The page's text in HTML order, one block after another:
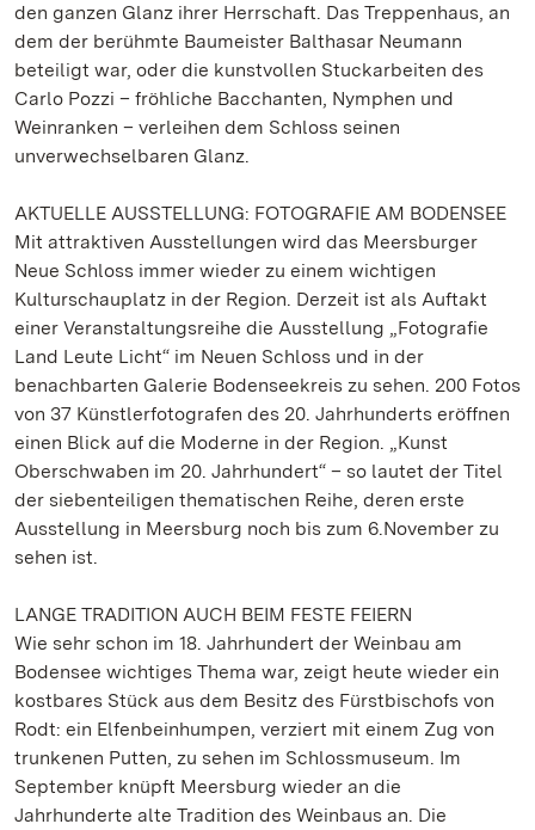
den ganzen Glanz ihrer Herrschaft. Das Treppenhaus, an
dem der berühmte Baumeister Balthasar Neumann
beteiligt war, oder die kunstvollen Stuckarbeiten des
Carlo Pozzi – fröhliche Bacchanten, Nymphen und
Weinranken – verleihen dem Schloss seinen
unverwechselbaren Glanz.
AKTUELLE AUSSTELLUNG: FOTOGRAFIE AM BODENSEE
Mit attraktiven Ausstellungen wird das Meersburger
Neue Schloss immer wieder zu einem wichtigen
Kulturschauplatz in der Region. Derzeit ist als Auftakt
einer Veranstaltungsreihe die Ausstellung „Fotografie
Land Leute Licht“ im Neuen Schloss und in der
benachbarten Galerie Bodenseekreis zu sehen. 200 Fotos
von 37 Künstlerfotografen des 20. Jahrhunderts eröffnen
einen Blick auf die Moderne in der Region. „Kunst
Oberschwaben im 20. Jahrhundert“ – so lautet der Titel
der siebenteiligen thematischen Reihe, deren erste
Ausstellung in Meersburg noch bis zum 6.November zu
sehen ist.
LANGE TRADITION AUCH BEIM FESTE FEIERN
Wie sehr schon im 18. Jahrhundert der Weinbau am
Bodensee wichtiges Thema war, zeigt heute wieder ein
kostbares Stück aus dem Besitz des Fürstbischofs von
Rodt: ein Elfenbeinhumpen, verziert mit einem Zug von
trunkenen Putten, zu sehen im Schlossmuseum. Im
September knüpft Meersburg wieder an die
Jahrhunderte alte Tradition des Weinbaus an. Die